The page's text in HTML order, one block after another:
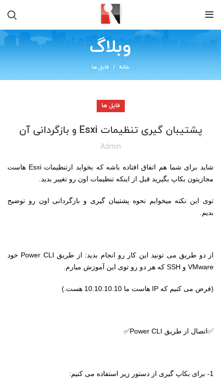
وبلاگ
خانه فایل ها
فایل ها
پشتیبان گیری تنظیمات Esxi و بازگردانی آن
Admin
شاید برای شما هم اتفاق افتاده باشه که بخواید ازتنظیماتEsxi هاست
مجازیتون بکاپ بگیرید قبل از اینکه تنظیمات اون رو تغییر بدید.
توی این نکته میخوایم نحوه پشتیبان گیری و بازگردانی اون رو توضیح
بدیم.
از دو طریق می تونید این کار رو انجام بدید: از طریق Power CLI خود
VMware و SSH که هر دو رو توی این آموزش میارم.
(فرض می کنیم که IP هاست ما 10.10.10.10 هست.)
✅اتصال از طریق Power CLI
✅
1- برای بکاپ گیری از دستور زیر استفاده می کنیم: